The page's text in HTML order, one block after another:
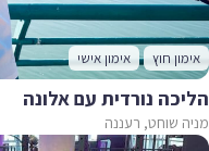
אימון חוץ אימון אישי
הליכה נורדית עם אלונה
מניה שוחט, רעננה